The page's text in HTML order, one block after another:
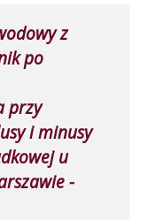
z
po
przy
i minusy
u
-